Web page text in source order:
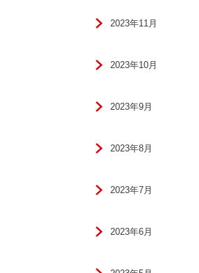
2023年11月
2023年10月
2023年9月
2023年8月
2023年7月
2023年6月